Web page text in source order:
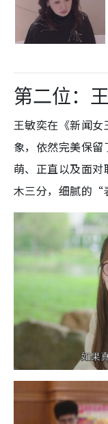
第二位：
王敏奕在《新闻
象，依然完美保
萌、正直以及面
木三分，细腻的“